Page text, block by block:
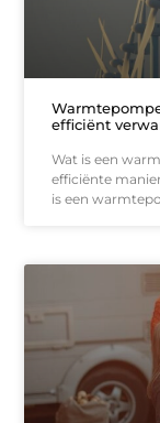
efficiënt
Wat is een
efficiënte
is een